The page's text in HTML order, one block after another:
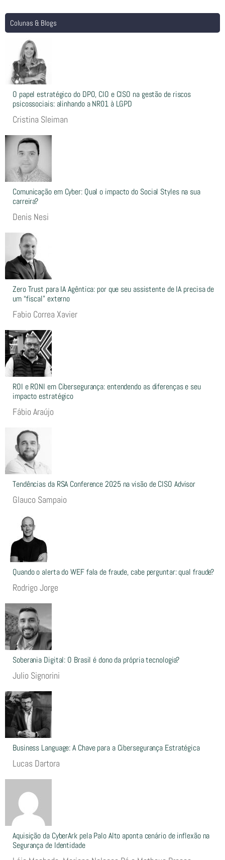
Colunas & Blogs
O papel estratégico do DPO, CIO e CISO na gestão de riscos
psicossociais: alinhando a NR01 à LGPD
Cristina Sleiman
Comunicação em Cyber: Qual o impacto do Social Styles na sua
carreira?
Denis Nesi
Zero Trust para IA Agêntica: por que seu assistente de IA precisa de
um “fiscal” externo
Fabio Correa Xavier
ROI e RONI em Cibersegurança: entendendo as diferenças e seu
impacto estratégico
Fábio Araújo
Tendências da RSA Conference 2025 na visão de CISO Advisor
Glauco Sampaio
Quando o alerta do WEF fala de fraude, cabe perguntar: qual fraude?
Rodrigo Jorge
Soberania Digital: O Brasil é dono da própria tecnologia?
Julio Signorini
Business Language: A Chave para a Cibersegurança Estratégica
Lucas Dartora
Aquisição da CyberArk pela Palo Alto aponta cenário de inflexão na
Segurança de Identidade